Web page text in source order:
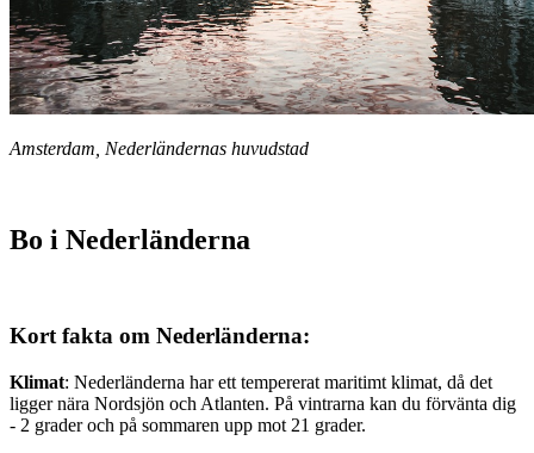
Amsterdam, Nederländernas huvudstad
Bo i Nederländerna
Kort fakta om Nederländerna:
Klimat: Nederländerna har ett tempererat maritimt klimat, då det
ligger nära Nordsjön och Atlanten. På vintrarna kan du förvänta dig
- 2 grader och på sommaren upp mot 21 grader.